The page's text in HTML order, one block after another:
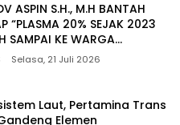
ASPIN S.H., M.H BANTAH
“PLASMA 20% SEJAK 2023
SAMPAI KE WARGA
Selasa, 21 Juli 2026
Laut, Pertamina Trans
Elemen